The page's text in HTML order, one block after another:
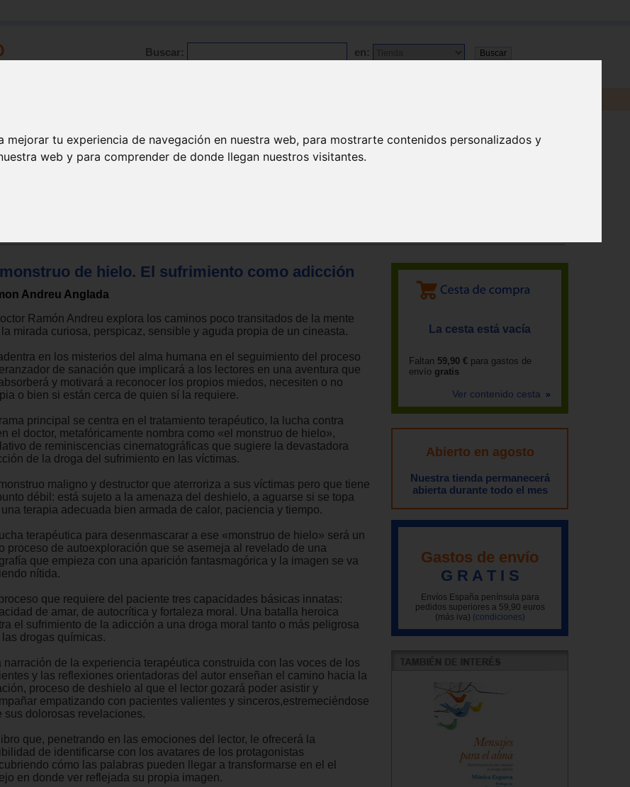
tu experiencia de navegación en nuestra web, para mostrarte contenidos personalizados y
web y para comprender de donde llegan nuestros visitantes.
Buscar: en:
de hielo. El sufrimiento como adicción
Andreu Anglada
Ramón Andreu explora los caminos poco transitados de la mente
mirada curiosa, perspicaz, sensible y aguda propia de un cineasta.
en los misterios del alma humana en el seguimiento del proceso
de sanación que implicará a los lectores en una aventura que
y motivará a reconocer los propios miedos, necesiten o no
o bien si están cerca de quien sí la requiere.
principal se centra en el tratamiento terapéutico, la lucha contra
el doctor, metafóricamente nombra como «el monstruo de hielo»,
de reminiscencias cinematográficas que sugiere la devastadora
de la droga del sufrimiento en las víctimas.
maligno y destructor que aterroriza a sus víctimas pero que tiene
débil: está sujeto a la amenaza del deshielo, a aguarse si se topa
terapia adecuada bien armada de calor, paciencia y tiempo.
terapéutica para desenmascarar a ese «monstruo de hielo» será un
proceso de autoexploración que se asemeja al revelado de una
que empieza con una aparición fantasmagórica y la imagen se va
nítida.
que requiere del paciente tres capacidades básicas innatas:
de amar, de autocrítica y fortaleza moral. Una batalla heroica
el sufrimiento de la adicción a una droga moral tanto o más peligrosa
las drogas químicas.
narración de la experiencia terapéutica construida con las voces de los
y las reflexiones orientadoras del autor enseñan el camino hacia la
proceso de deshielo al que el lector gozará poder asistir y
empatizando con pacientes valientes y sinceros,estremeciéndose
sus dolorosas revelaciones.
que, penetrando en las emociones del lector, le ofrecerá la
de identificarse con los avatares de los protagonistas
cómo las palabras pueden llegar a transformarse en el el
en donde ver reflejada su propia imagen.
La cesta está vacía
Faltan 59,90 € para gastos de
envío gratis
Ver contenido cesta
Abierto en agosto
Nuestra tienda permanecerá
abierta durante todo el mes
Gastos de envío
G R A T I S
Envíos España península para
pedidos superiores a 59,90 euros
(más iva) (condiciones)